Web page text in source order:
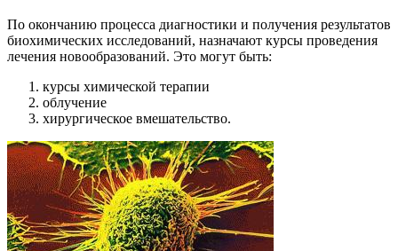
По окончанию процесса диагностики и получения результатов
биохимических исследований, назначают курсы проведения
лечения новообразований. Это могут быть:
курсы химической терапии
облучение
хирургическое вмешательство.